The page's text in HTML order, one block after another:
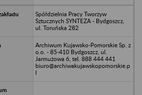
Spółdzielnia Pracy Tworzyw
Sztucznych SYNTEZA - Bydgoszcz,
ul. Toruńska 282
Archiwum Kujawsko-Pomorskie Sp. z
o.o. - 85-410 Bydgoszcz, ul.
Jarmużowa 6, tel. 888 444 441
biuro@archiwakujawskopomorskie.p
l